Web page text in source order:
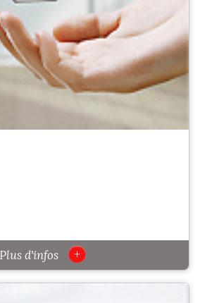
Plus d'infos +